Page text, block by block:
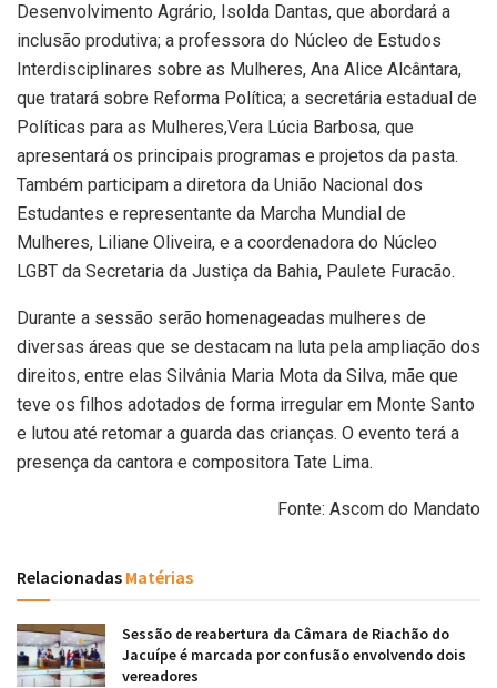
Desenvolvimento Agrário, Isolda Dantas, que abordará a
inclusão produtiva; a professora do Núcleo de Estudos
Interdisciplinares sobre as Mulheres, Ana Alice Alcântara,
que tratará sobre Reforma Política; a secretária estadual de
Políticas para as Mulheres,Vera Lúcia Barbosa, que
apresentará os principais programas e projetos da pasta.
Também participam a diretora da União Nacional dos
Estudantes e representante da Marcha Mundial de
Mulheres, Liliane Oliveira, e a coordenadora do Núcleo
LGBT da Secretaria da Justiça da Bahia, Paulete Furacão.
Durante a sessão serão homenageadas mulheres de
diversas áreas que se destacam na luta pela ampliação dos
direitos, entre elas Silvânia Maria Mota da Silva, mãe que
teve os filhos adotados de forma irregular em Monte Santo
e lutou até retomar a guarda das crianças. O evento terá a
presença da cantora e compositora Tate Lima.
Fonte: Ascom do Mandato
Relacionadas Matérias
Sessão de reabertura da Câmara de Riachão do
Jacuípe é marcada por confusão envolvendo dois
vereadores